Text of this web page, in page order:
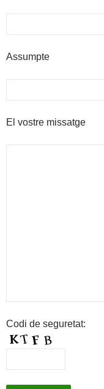
Assumpte
El vostre missatge
Codi de seguretat: